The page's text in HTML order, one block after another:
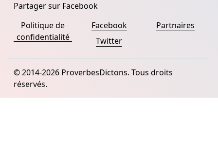
Partager sur Facebook
Politique de
confidentialité
Facebook
Twitter
Partnaires
© 2014-2026 ProverbesDictons. Tous droits
réservés.